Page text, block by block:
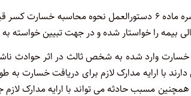
با ارایه مدارک لازم برای دریافت خسارت
مسبب حادثه می تواند با ارایه مدارک